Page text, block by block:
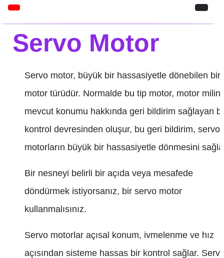
Servo Motor
Servo motor, büyük bir hassasiyetle dönebilen bir
motor türüdür. Normalde bu tip motor, motor
mevcut konumu hakkında geri bildirim sağlayan
kontrol devresinden oluşur, bu geri bildirim, servo
motorların büyük bir hassasiyetle dönmesini
Bir nesneyi belirli bir açıda veya mesafede
döndürmek istiyorsanız, bir servo motor
kullanmalısınız.
Servo motorlar açısal konum, ivmelenme ve hız
açısından sisteme hassas bir kontrol sağlar.